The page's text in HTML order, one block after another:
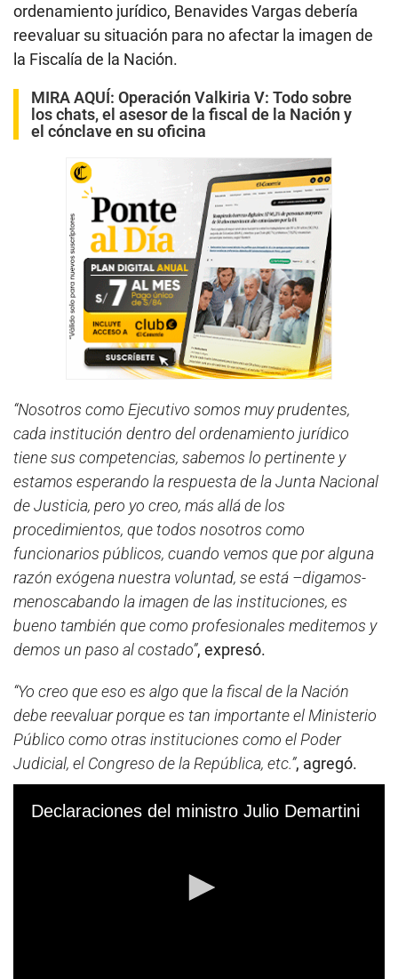
ordenamiento jurídico, Benavides Vargas debería
reevaluar su situación para no afectar la imagen de
la Fiscalía de la Nación.
MIRA AQUÍ: Operación Valkiria V: Todo sobre
los chats, el asesor de la fiscal de la Nación y
el cónclave en su oficina
“Nosotros como Ejecutivo somos muy prudentes,
cada institución dentro del ordenamiento jurídico
tiene sus competencias, sabemos lo pertinente y
estamos esperando la respuesta de la Junta Nacional
de Justicia, pero yo creo, más allá de los
procedimientos, que todos nosotros como
funcionarios públicos, cuando vemos que por alguna
razón exógena nuestra voluntad, se está –digamos-
menoscabando la imagen de las instituciones, es
bueno también que como profesionales meditemos y
demos un paso al costado”, expresó.
“Yo creo que eso es algo que la fiscal de la Nación
debe reevaluar porque es tan importante el Ministerio
Público como otras instituciones como el Poder
Judicial, el Congreso de la República, etc.”, agregó.
Declaraciones del ministro Julio Demartini